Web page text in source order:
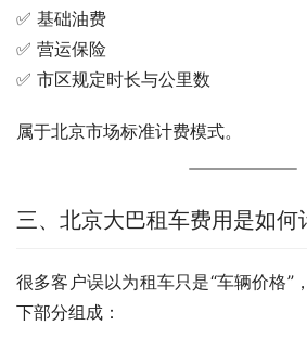
✅ 基础油费
✅ 营运保险
✅ 市区规定时长与公里数
属于北京市场标准计费模式。
三、北京大巴租车费用是如何
很多客户误以为租车只是“车辆价格”
下部分组成：